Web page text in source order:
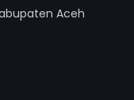
Aceh